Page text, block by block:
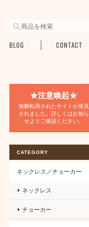
BLOG CONTACT
★注意喚起★
無断転用されたサイトが発見
されました。詳しくはお知ら
せよりご確認ください。
CATEGORY
ネックレス／チョーカー
ネックレス
チョーカー